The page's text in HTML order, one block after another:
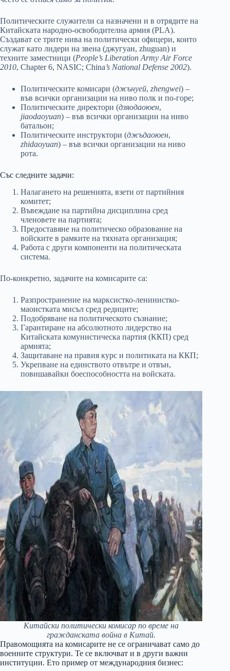
Политическите служители са назначени и в отрядите на
Китайската народно-освободителна армия (PLA).
Създават се трите нива на политически офицери, които
служат като лидери на звена (джугуан, zhuguan) и
техните заместници (People’s Liberation Army Air Force
2010, Chapter 6, NASIC; China’s National Defense 2002).
Политическите комисари (джънуей, zhengwei) –
във всички организации на ниво полк и по-горе;
Политическите директори (дзяодаоюен,
jiaodaoyuan) – във всички организации на ниво
батальон;
Политическите инструктори (джъдаоюен,
zhidaoyuan) – във всички организации на ниво
рота.
Със следните задачи:
Налагането на решенията, взети от партийния
комитет;
Въвеждане на партийна дисциплина сред
членовете на партията;
Предоставяне на политическо образование на
войските в рамките на тяхната организация;
Работа с други компоненти на политическата
система.
По-конкретно, задачите на комисарите са:
Разпространение на марксистко-ленинистко-
маоистката мисъл сред редиците;
Подобряване на политическото съзнание;
Гарантиране на абсолютното лидерство на
Китайската комунистическа партия (ККП) сред
армията;
Защитаване на правия курс и политиката на ККП;
Укрепване на единството отвътре и отвън,
повишавайки боеспособността на войската.
Китайски политически комисар по време на
гражданската война в Китай.
Правомощията на комисарите не се ограничават само до
военните структури. Те се включват и в други важни
институции. Ето пример от международния бизнес: